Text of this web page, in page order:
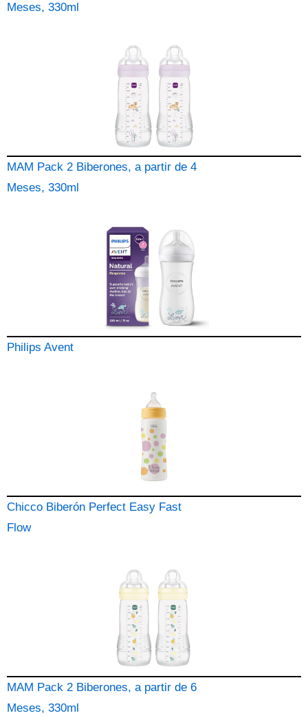
Meses, 330ml
MAM Pack 2 Biberones, a partir de 4
Meses, 330ml
Philips Avent
Chicco Biberón Perfect Easy Fast
Flow
MAM Pack 2 Biberones, a partir de 6
Meses, 330ml